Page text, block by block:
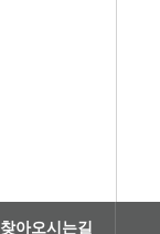
찾아오시는길